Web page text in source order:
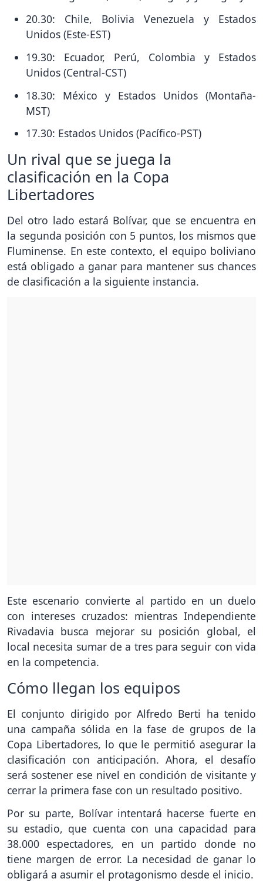
20.30: Chile, Bolivia Venezuela y Estados
Unidos (Este-EST)
19.30: Ecuador, Perú, Colombia y Estados
Unidos (Central-CST)
18.30: México y Estados Unidos (Montaña-
MST)
17.30: Estados Unidos (Pacífico-PST)
Un rival que se juega la
clasificación en la Copa
Libertadores
Del otro lado estará Bolívar, que se encuentra en
la segunda posición con 5 puntos, los mismos que
Fluminense. En este contexto, el equipo boliviano
está obligado a ganar para mantener sus chances
de clasificación a la siguiente instancia.
Este escenario convierte al partido en un duelo
con intereses cruzados: mientras Independiente
Rivadavia busca mejorar su posición global, el
local necesita sumar de a tres para seguir con vida
en la competencia.
Cómo llegan los equipos
El conjunto dirigido por Alfredo Berti ha tenido
una campaña sólida en la fase de grupos de la
Copa Libertadores, lo que le permitió asegurar la
clasificación con anticipación. Ahora, el desafío
será sostener ese nivel en condición de visitante y
cerrar la primera fase con un resultado positivo.
Por su parte, Bolívar intentará hacerse fuerte en
su estadio, que cuenta con una capacidad para
38.000 espectadores, en un partido donde no
tiene margen de error. La necesidad de ganar lo
obligará a asumir el protagonismo desde el inicio.